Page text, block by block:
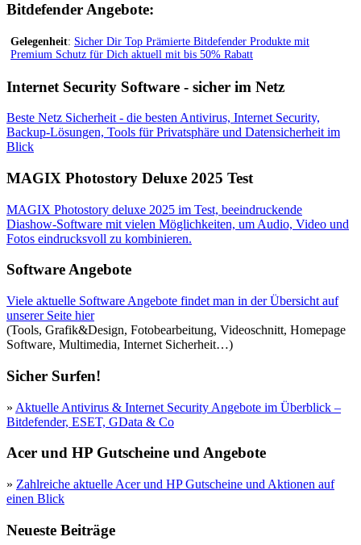
Bitdefender Angebote:
Gelegenheit: Sicher Dir Top Prämierte Bitdefender Produkte mit
Premium Schutz für Dich aktuell mit bis 50% Rabatt
Internet Security Software - sicher im Netz
Beste Netz Sicherheit - die besten Antivirus, Internet Security,
Backup-Lösungen, Tools für Privatsphäre und Datensicherheit im
Blick
MAGIX Photostory Deluxe 2025 Test
MAGIX Photostory deluxe 2025 im Test, beeindruckende
Diashow-Software mit vielen Möglichkeiten, um Audio, Video und
Fotos eindrucksvoll zu kombinieren.
Software Angebote
Viele aktuelle Software Angebote findet man in der Übersicht auf
unserer Seite hier
(Tools, Grafik&Design, Fotobearbeitung, Videoschnitt, Homepage
Software, Multimedia, Internet Sicherheit…)
Sicher Surfen!
» Aktuelle Antivirus & Internet Security Angebote im Überblick –
Bitdefender, ESET, GData & Co
Acer und HP Gutscheine und Angebote
» Zahlreiche aktuelle Acer und HP Gutscheine und Aktionen auf
einen Blick
Neueste Beiträge